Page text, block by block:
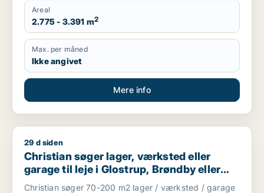
Areal
2.775 - 3.391 m2
Max. per måned
Ikke angivet
Mere info
Christian søger lager, værksted eller garage til leje i
29 d siden
Christian søger lager, værksted eller
garage til leje i Glostrup, Brøndby eller
Rødovre m.fl.
Christian søger 70-200 m2 lager / værksted / garage